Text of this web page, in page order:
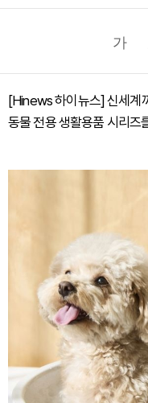
가
[Hinews 하이뉴스] 신세계
동물 전용 생활용품 시리즈